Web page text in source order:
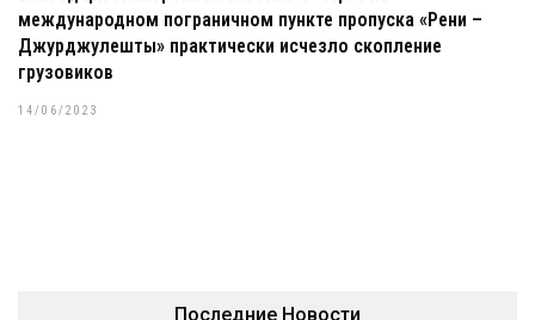
международном пограничном пункте пропуска «Рени –
Джурджулешты» практически исчезло скопление
грузовиков
14/06/2023
Последние Новости